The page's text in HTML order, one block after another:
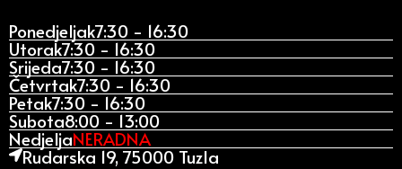
Ponedjeljak7:30 - 16:30
Utorak7:30 - 16:30
Srijeda7:30 - 16:30
Četvrtak7:30 - 16:30
Petak7:30 - 16:30
Subota8:00 - 13:00
NedjeljaNERADNA
Rudarska 19, 75000 Tuzla